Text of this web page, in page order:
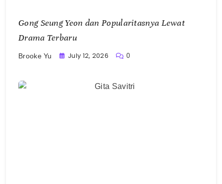
Gong Seung Yeon dan Popularitasnya Lewat
Drama Terbaru
Brooke Yu July 12, 2026 0